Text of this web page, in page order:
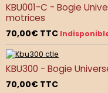
KBU001-C - Bogie
motrices
70,00€ TTC
KBU300 - Bogie
70,00€ TTC